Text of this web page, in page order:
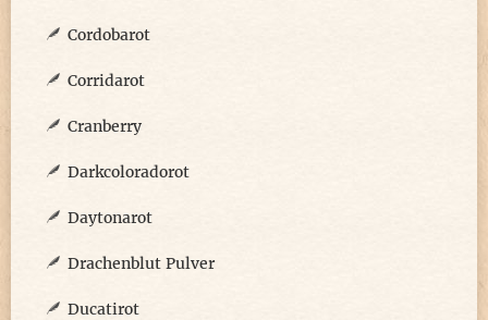
Cordobarot
Corridarot
Cranberry
Darkcoloradorot
Daytonarot
Drachenblut Pulver
Ducatirot